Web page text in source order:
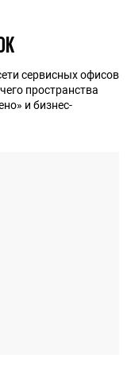
сервисных офисов
пространства
и бизнес-